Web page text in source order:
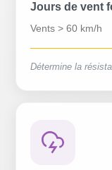
Jours de vent
Vents > 60 km/h
Détermine la